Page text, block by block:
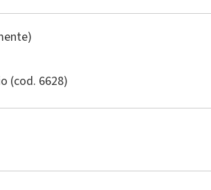
(cod. 6628)